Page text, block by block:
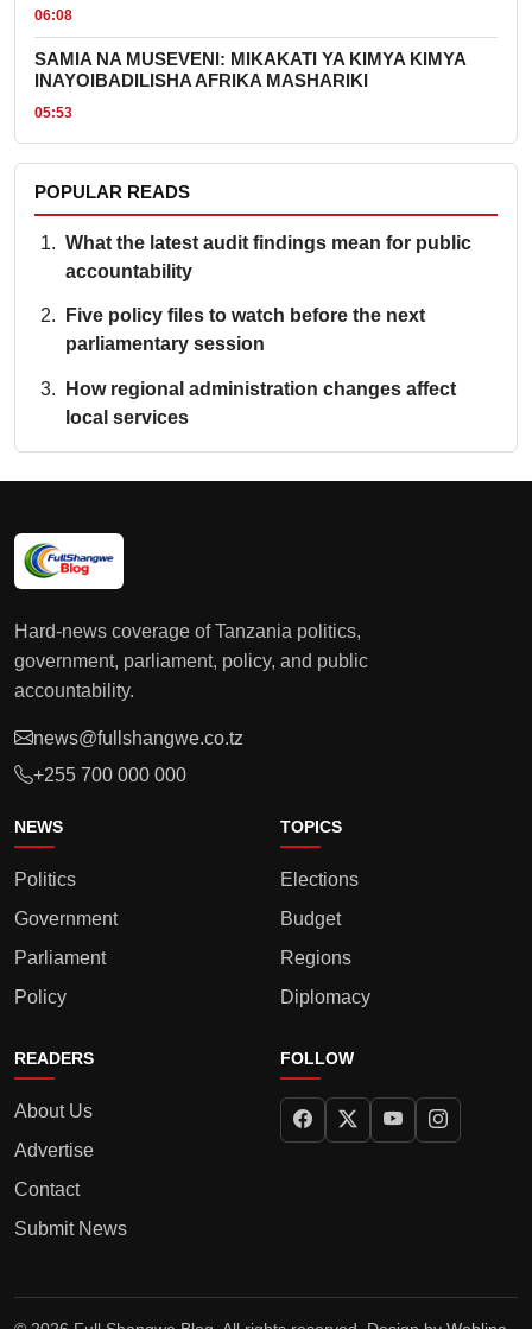
06:08
SAMIA NA MUSEVENI: MIKAKATI YA KIMYA KIMYA
INAYOIBADILISHA AFRIKA MASHARIKI
05:53
POPULAR READS
What the latest audit findings mean for public
accountability
Five policy files to watch before the next
parliamentary session
How regional administration changes affect
local services
Hard-news coverage of Tanzania politics,
government, parliament, policy, and public
accountability.
news@fullshangwe.co.tz
+255 700 000 000
NEWS
Politics
Government
Parliament
Policy
TOPICS
Elections
Budget
Regions
Diplomacy
READERS
About Us
Advertise
Contact
Submit News
FOLLOW